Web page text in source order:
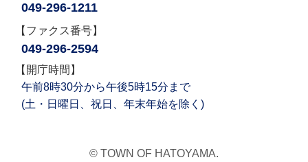
049-296-1211
【ファクス番号】
049-296-2594
【開庁時間】
午前8時30分から午後5時15分まで
(土・日曜日、祝日、年末年始を除く)
© TOWN OF HATOYAMA.